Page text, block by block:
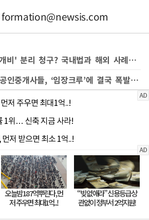
formation@newsis.com
'집 보기'와 '계약중개비' 분리 청구? 국내법과 해외 사례는[임장비 논란]②
먹고살기 팍팍해진 공인중개사들, ‘임장크루’에 결국 폭발했다[임장비 논란]①